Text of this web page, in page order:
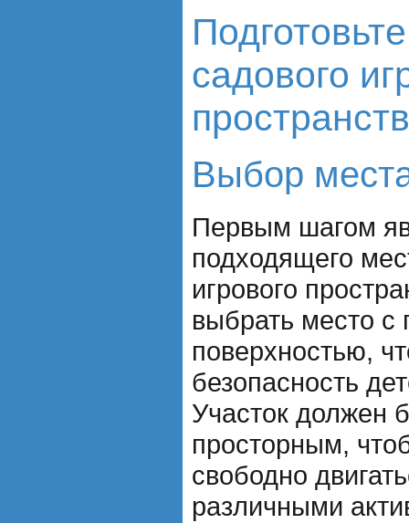
садового
Выбор
Первым шагом
подходящего
игрового
выбрать место с
поверхностью,
безопасность
Участок должен
просторным,
свободно
различными